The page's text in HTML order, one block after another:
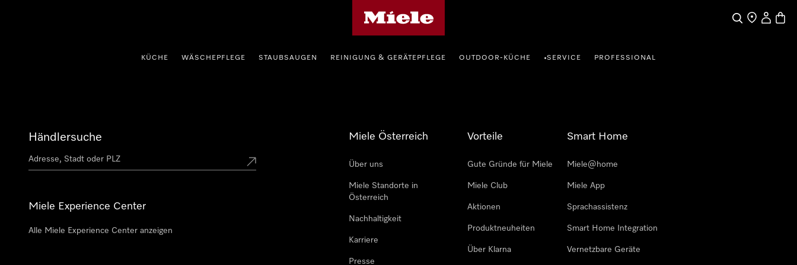
SucheHändlersuche
KÜCHE WÄSCHEPFLEGE STAUBSAUGEN REINIGUNG & GERÄTEPFLEGE OUTDOOR-KÜCHE •SERVICE PROFESSIONAL
Händlersuche
Miele Experience Center
Alle Miele Experience Center anzeigen
Miele Österreich
Über uns
Miele Standorte in
Österreich
Nachhaltigkeit
Karriere
Presse
Vorteile
Gute Gründe für Miele
Miele Club
Aktionen
Produktneuheiten
Über Klarna
Smart Home
Miele@home
Miele App
Sprachassistenz
Smart Home Integration
Vernetzbare Geräte